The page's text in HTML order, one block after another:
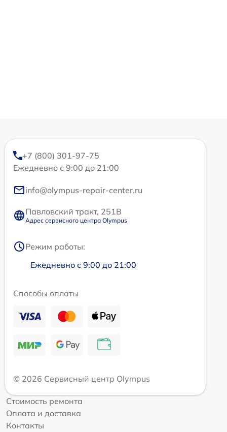
+7 (800) 301-97-75
Ежедневно с 9:00 до 21:00
info@olympus-repair-center.ru
Павловский тракт, 251В
Адрес сервисного центра Olympus
Режим работы:
Ежедневно с 9:00 до 21:00
Способы оплаты
© 2026 Сервисный центр Olympus
Стоимость ремонта
Оплата и доставка
Контакты